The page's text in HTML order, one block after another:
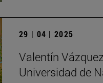
29 | 04 | 2025
Valentín
Universidad de